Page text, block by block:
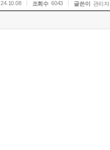
24.10.08 조회수 6043 글쓴이 관리자